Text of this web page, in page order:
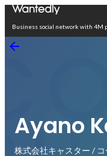
Business social network with 4M
Ayano
株式会社キャスター /